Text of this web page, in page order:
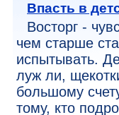
Впасть в
Восторг -
чем старше
испытывать.
луж ли,
большому
тому, кто